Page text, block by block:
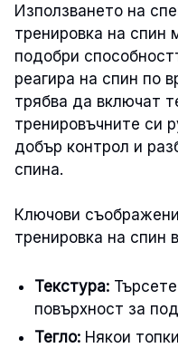
Използването на
тренировка на спин
подобри
реагира на спин по
трябва да включат
тренировъчните си
добър контрол и
спина.
Ключови
тренировка на спин
Текстура:
повърхност за
Тегло: Някои